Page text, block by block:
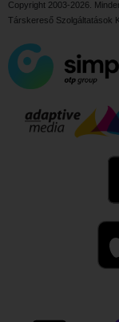
Copyright 2003-2026.
Társkereső Szolgáltatások